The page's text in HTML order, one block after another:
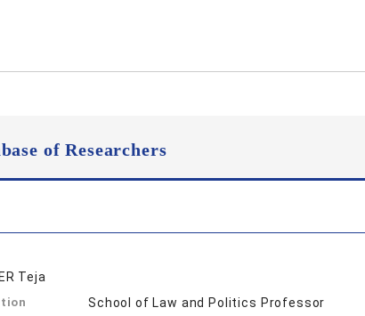
of Researchers
Teja
School of Law and Politics Professor